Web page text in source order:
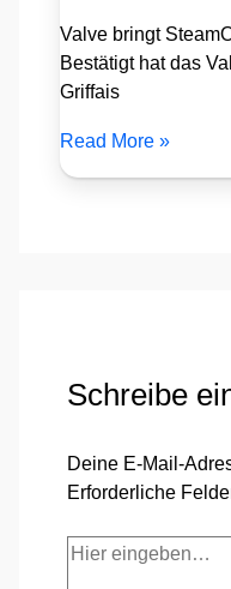
Valve bringt
Bestätigt hat das
Griffais
Read More »
Schreibe
Deine E-Mail-
Erforderliche
Hier